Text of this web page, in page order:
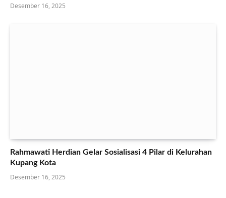
Desember 16, 2025
Rahmawati Herdian Gelar Sosialisasi 4 Pilar di Kelurahan
Kupang Kota
Desember 16, 2025